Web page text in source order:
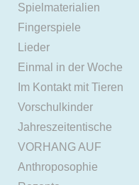
Spielmaterialien
Fingerspiele
Lieder
Einmal in der Woche
Im Kontakt mit Tieren
Vorschulkinder
Jahreszeitentische
VORHANG AUF
Anthroposophie